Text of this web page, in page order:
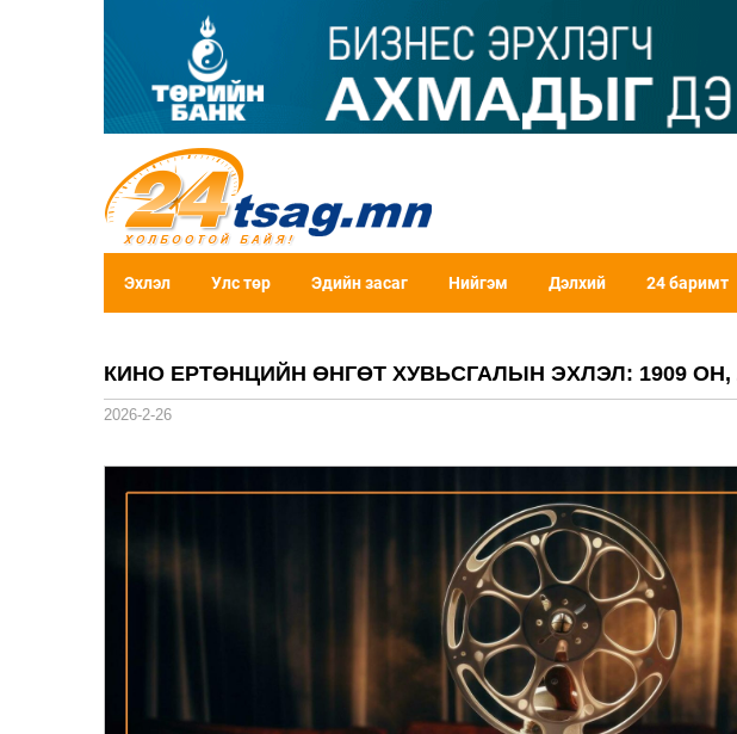
Эхлэл Улс төр Эдийн засаг Нийгэм Дэлхий 24 баримт
КИНО ЕРТӨНЦИЙН ӨНГӨТ ХУВЬСГАЛЫН ЭХЛЭЛ: 1909
2026-2-26